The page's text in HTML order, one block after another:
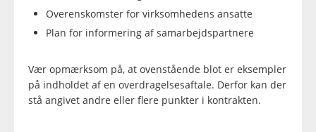
Overenskomster for virksomhedens ansatte
Plan for informering af samarbejdspartnere
Vær opmærksom på, at ovenstående blot er eksempler
på indholdet af en overdragelsesaftale. Derfor kan der
stå angivet andre eller flere punkter i kontrakten.